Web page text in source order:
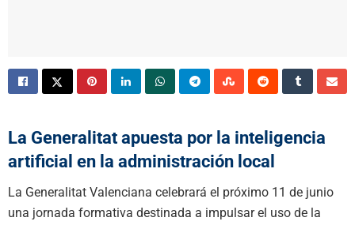
La Generalitat apuesta por la inteligencia
artificial en la administración local
La Generalitat Valenciana celebrará el próximo 11 de junio
una jornada formativa destinada a impulsar el uso de la